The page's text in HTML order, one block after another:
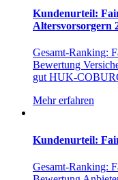
Kundenurteil:
Altersvorsorgern
Gesamt-Ranking:
Bewertung
gut HUK-
Mehr erfahren
Kundenurteil:
Gesamt-Ranking: